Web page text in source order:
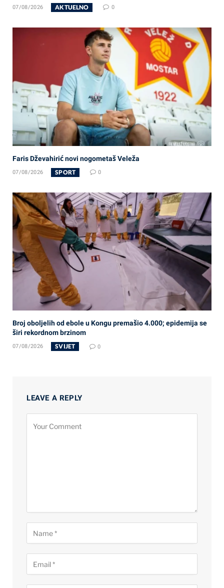
07/08/2026 AKTUELNO 0
Faris Dževahirić novi nogometaš Veleža
07/08/2026 SPORT 0
Broj oboljelih od ebole u Kongu premašio 4.000; epidemija se
širi rekordnom brzinom
07/08/2026 SVIJET 0
LEAVE A REPLY